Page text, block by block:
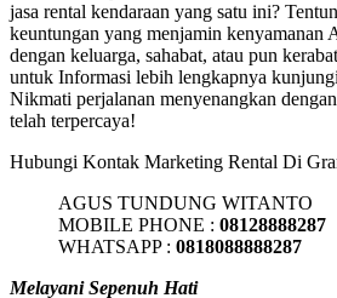
jasa rental kendaraan yang satu ini?
keuntungan yang menjamin kenyamanan
dengan keluarga, sahabat, atau pun
untuk Informasi lebih lengkapnya
Nikmati perjalanan menyenangkan
telah terpercaya!
Hubungi Kontak Marketing Rental Di
AGUS TUNDUNG WITANTO
MOBILE PHONE : 08128888287
WHATSAPP : 0818088888287
Melayani Sepenuh Hati